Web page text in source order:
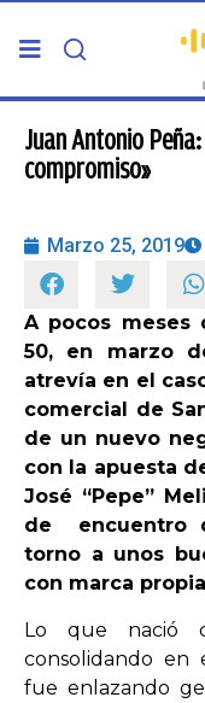
PORTADA
GRAN CANARIA
CANARIAS
5ª COLUMNA
CARTAS DEL DIRECTOR
ENTREVISTAS
PROGRAMAS
Juan Antonio
compromiso»
Marzo 25, 2019
A pocos meses
50, en marzo
atrevía en el
comercial de
de un nuevo
con la apuesta
José “Pepe”
de encuentro
torno a unos
con marca
Lo que nació
consolidando en
fue enlazando